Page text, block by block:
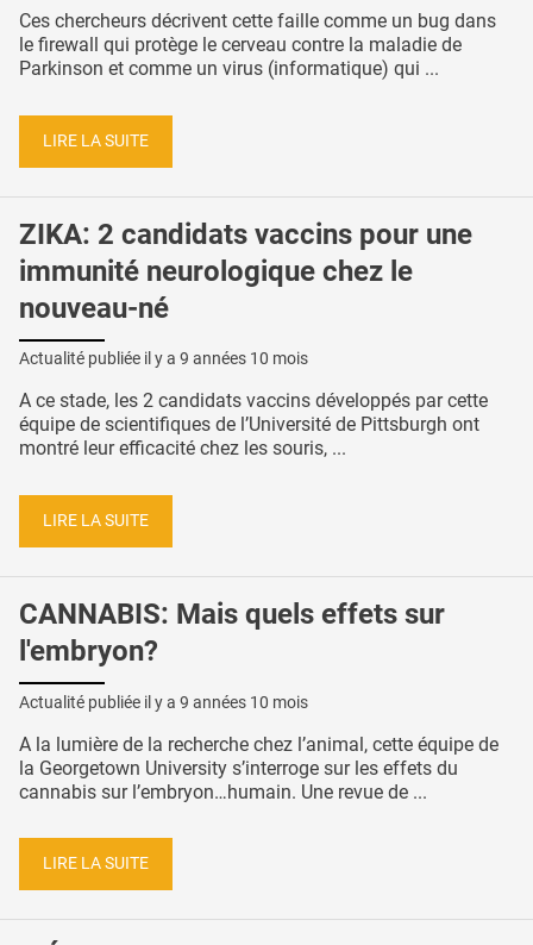
Ces chercheurs décrivent cette faille comme un bug dans
le firewall qui protège le cerveau contre la maladie de
Parkinson et comme un virus (informatique) qui ...
LIRE LA SUITE
ZIKA: 2 candidats vaccins pour une
immunité neurologique chez le
nouveau-né
Actualité publiée il y a 9 années 10 mois
A ce stade, les 2 candidats vaccins développés par cette
équipe de scientifiques de l’Université de Pittsburgh ont
montré leur efficacité chez les souris, ...
LIRE LA SUITE
CANNABIS: Mais quels effets sur
l'embryon?
Actualité publiée il y a 9 années 10 mois
A la lumière de la recherche chez l’animal, cette équipe de
la Georgetown University s’interroge sur les effets du
cannabis sur l’embryon…humain. Une revue de ...
LIRE LA SUITE